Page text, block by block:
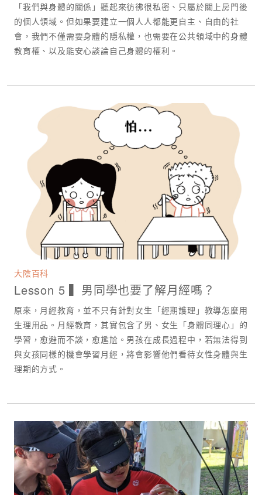
「我們與身體的關係」聽起來彷彿很私密、只屬於關上房門後
的個人領域。但如果要建立一個人人都能更自主、自由的社
會，我們不僅需要身體的隱私權，也需要在公共領域中的身體
教育權、以及能安心談論自己身體的權利。
大陰百科
Lesson 5 ▍男同學也要了解月經嗎？
原來，月經教育，並不只有針對女生「經期護理」教導怎麼用
生理用品。月經教育，其實包含了男、女生「身體同理心」的
學習，愈避而不談，愈尷尬。男孩在成長過程中，若無法得到
與女孩同樣的機會學習月經，將會影響他們看待女性身體與生
理期的方式。